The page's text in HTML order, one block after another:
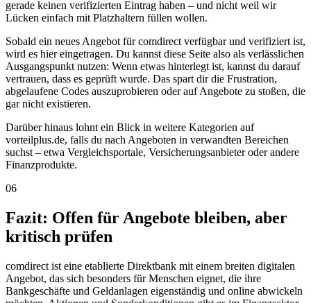
gerade keinen verifizierten Eintrag haben – und nicht weil wir
Lücken einfach mit Platzhaltern füllen wollen.
Sobald ein neues Angebot für comdirect verfügbar und verifiziert ist,
wird es hier eingetragen. Du kannst diese Seite also als verlässlichen
Ausgangspunkt nutzen: Wenn etwas hinterlegt ist, kannst du darauf
vertrauen, dass es geprüft wurde. Das spart dir die Frustration,
abgelaufene Codes auszuprobieren oder auf Angebote zu stoßen, die
gar nicht existieren.
Darüber hinaus lohnt ein Blick in weitere Kategorien auf
vorteilplus.de, falls du nach Angeboten in verwandten Bereichen
suchst – etwa Vergleichsportale, Versicherungsanbieter oder andere
Finanzprodukte.
06
Fazit: Offen für Angebote bleiben, aber
kritisch prüfen
comdirect ist eine etablierte Direktbank mit einem breiten digitalen
Angebot, das sich besonders für Menschen eignet, die ihre
Bankgeschäfte und Geldanlagen eigenständig und online abwickeln